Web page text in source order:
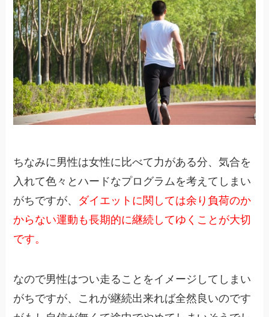
ちなみに男性は女性に比べて力がある分、気合を
入れて色々とハードなプログラムを考えてしまい
がちですが、 ダイエットに関しては余り負荷のか
からない運動も長期的に継続してゆくことが大切
です。
なので男性はつい走ることをイメージしてしまい
がちですが、これが継続出来れば全然良いのです